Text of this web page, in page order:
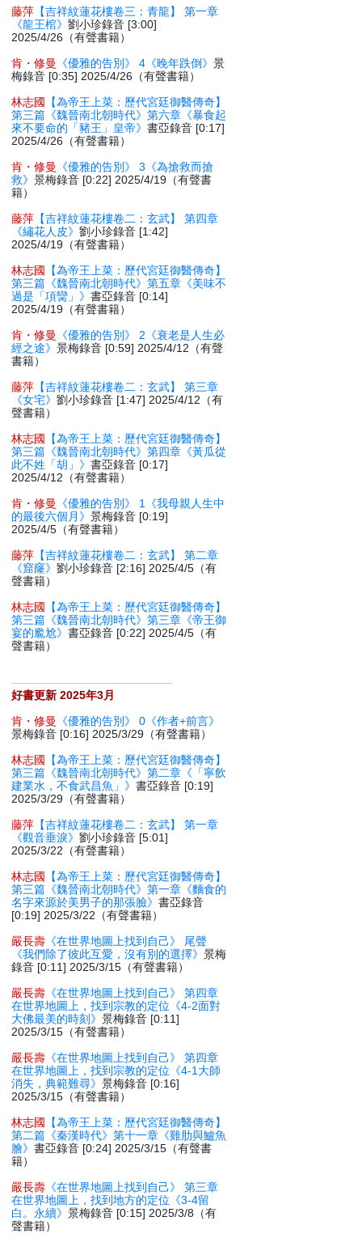
藤萍 【吉祥紋蓮花樓卷三：青龍】 第一章
《龍王棺》劉小珍錄音 [3:00]
2025/4/26（有聲書籍）
肯・修曼
《優雅的告別》 4《晚年跌倒》景
梅錄音 [0:35] 2025/4/26（有聲書籍）
林志國
【為帝王上菜：歷代宮廷御醫傳奇】
第三篇《魏晉南北朝時代》第六章《暴食起
來不要命的「豬王」皇帝》書亞錄音 [0:17]
2025/4/26（有聲書籍）
肯・修曼
《優雅的告別》 3《為搶救而搶
救》景梅錄音 [0:22] 2025/4/19（有聲書
籍）
藤萍 【吉祥紋蓮花樓卷二：玄武】 第四章
《繡花人皮》劉小珍錄音 [1:42]
2025/4/19（有聲書籍）
林志國
【為帝王上菜：歷代宮廷御醫傳奇】
第三篇《魏晉南北朝時代》第五章《美味不
過是「項臠」》書亞錄音 [0:14]
2025/4/19（有聲書籍）
肯・修曼
《優雅的告別》 2《衰老是人生必
經之途》景梅錄音 [0:59] 2025/4/12（有聲
書籍）
藤萍 【吉祥紋蓮花樓卷二：玄武】 第三章
《女宅》劉小珍錄音 [1:47] 2025/4/12（有
聲書籍）
林志國
【為帝王上菜：歷代宮廷御醫傳奇】
第三篇《魏晉南北朝時代》第四章《黃瓜從
此不姓「胡」》書亞錄音 [0:17]
2025/4/12（有聲書籍）
肯・修曼
《優雅的告別》 1《我母親人生中
的最後六個月》景梅錄音 [0:19]
2025/4/5（有聲書籍）
藤萍 【吉祥紋蓮花樓卷二：玄武】 第二章
《窟窿》劉小珍錄音 [2:16] 2025/4/5（有
聲書籍）
林志國
【為帝王上菜：歷代宮廷御醫傳奇】
第三篇《魏晉南北朝時代》第三章《帝王御
宴的尷尬》書亞錄音 [0:22] 2025/4/5（有
聲書籍）
好書更新 2025年3月
肯・修曼
《優雅的告別》 0《作者+前言》
景梅錄音 [0:16] 2025/3/29（有聲書籍）
林志國
【為帝王上菜：歷代宮廷御醫傳奇】
第三篇《魏晉南北朝時代》第二章《「寧飲
建業水，不食武昌魚」》書亞錄音 [0:19]
2025/3/29（有聲書籍）
藤萍 【吉祥紋蓮花樓卷二：玄武】 第一章
《觀音垂淚》劉小珍錄音 [5:01]
2025/3/22（有聲書籍）
林志國
【為帝王上菜：歷代宮廷御醫傳奇】
第三篇《魏晉南北朝時代》第一章《麵食的
名字來源於美男子的那張臉》書亞錄音
[0:19] 2025/3/22（有聲書籍）
嚴長壽 《在世界地圖上找到自己》 尾聲
《我們除了彼此互愛，沒有別的選擇》景梅
錄音 [0:11] 2025/3/15（有聲書籍）
嚴長壽 《在世界地圖上找到自己》 第四章
在世界地圖上，找到宗教的定位《4-2面對
大佛最美的時刻》景梅錄音 [0:11]
2025/3/15（有聲書籍）
嚴長壽 《在世界地圖上找到自己》 第四章
在世界地圖上，找到宗教的定位《4-1大師
消失，典範難尋》景梅錄音 [0:16]
2025/3/15（有聲書籍）
林志國
【為帝王上菜：歷代宮廷御醫傳奇】
第二篇《秦漢時代》第十一章《雞肋與鱸魚
膾》書亞錄音 [0:24] 2025/3/15（有聲書
籍）
嚴長壽 《在世界地圖上找到自己》 第三章
在世界地圖上，找到地方的定位《3-4留
白。永續》景梅錄音 [0:15] 2025/3/8（有
聲書籍）